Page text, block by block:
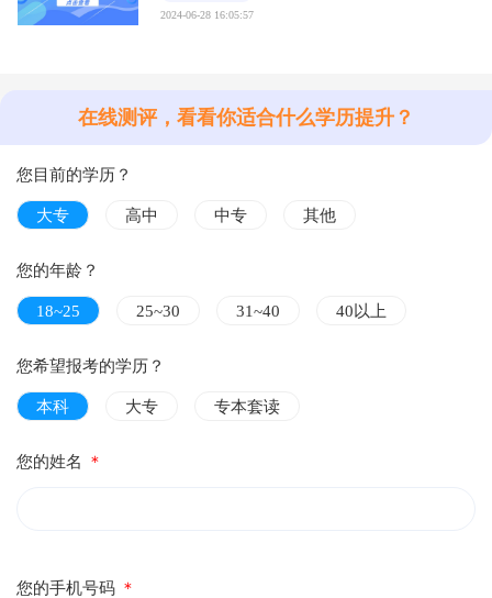
2024-06-28 16:05:57
在线测评，看看你适合什么学历提升？
您目前的学历？
大专 高中 中专 其他
您的年龄？
18~25 25~30 31~40 40以上
您希望报考的学历？
本科 大专 专本套读
您的姓名 ＊
您的手机号码 ＊